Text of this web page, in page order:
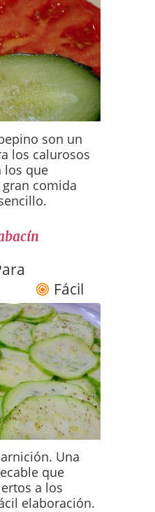
son un
los calurosos
los que
comida
Fácil
Una
que
a los
elaboración.